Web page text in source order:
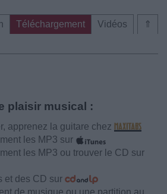
⇑
Téléchargement
Vidéos
plaisir musical :
apprenez la guitare chez
les MP3 sur
les MP3 ou trouver le CD sur
et des CD sur
de musique ou une partition au